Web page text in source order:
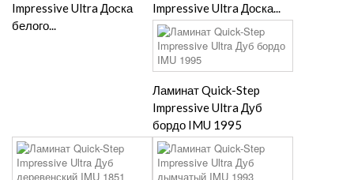
Impressive Ultra Доска
белого...
Impressive Ultra Доска...
Ламинат Quick-Step
Impressive Ultra Дуб
бордо IMU 1995